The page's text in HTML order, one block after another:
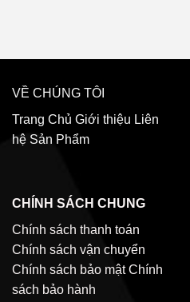
VỀ CHÚNG TÔI
Trang Chủ Giới thiệu Liên
hệ Sản Phẩm
CHÍNH SÁCH CHUNG
Chính sách thanh toán
Chính sách vận chuyển
Chính sách bảo mật Chính
sách bảo hành